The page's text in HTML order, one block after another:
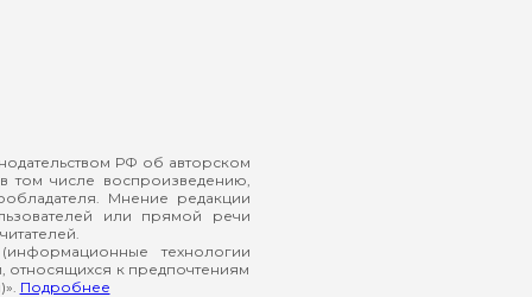
РФ об авторском
числе воспроизведению,
Мнение редакции
или прямой речи
технологии
относящихся к предпочтениям
Подробнее